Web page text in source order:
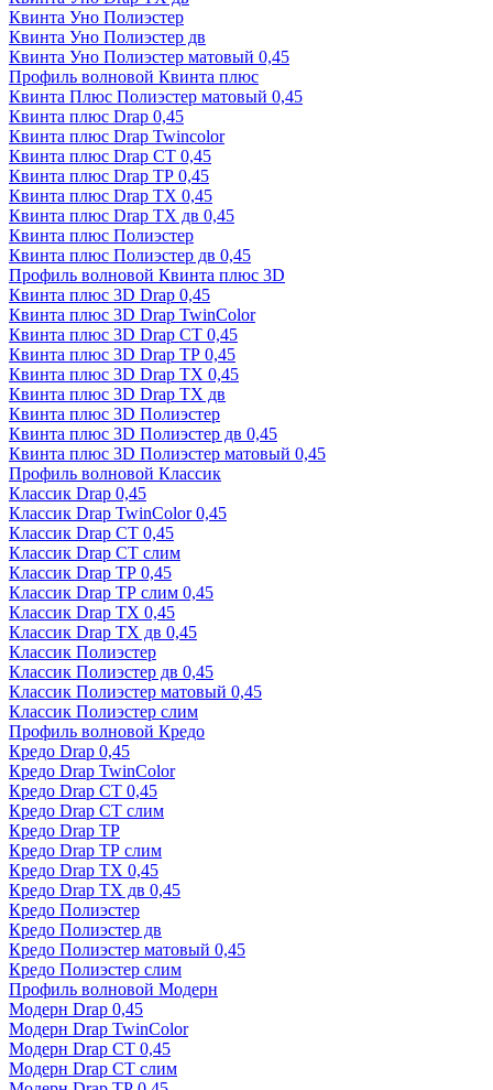
Квинта Уно Полиэстер
Квинта Уно Полиэстер дв
Квинта Уно Полиэстер матовый 0,45
Профиль волновой Квинта плюс
Квинта Плюс Полиэстер матовый 0,45
Квинта плюс Drap 0,45
Квинта плюс Drap Twincolor
Квинта плюс Drap СТ 0,45
Квинта плюс Drap ТР 0,45
Квинта плюс Drap ТХ 0,45
Квинта плюс Drap ТХ дв 0,45
Квинта плюс Полиэстер
Квинта плюс Полиэстер дв 0,45
Профиль волновой Квинта плюс 3D
Квинта плюс 3D Drap 0,45
Квинта плюс 3D Drap TwinColor
Квинта плюс 3D Drap СТ 0,45
Квинта плюс 3D Drap ТР 0,45
Квинта плюс 3D Drap ТХ 0,45
Квинта плюс 3D Drap ТХ дв
Квинта плюс 3D Полиэстер
Квинта плюс 3D Полиэстер дв 0,45
Квинта плюс 3D Полиэстер матовый 0,45
Профиль волновой Классик
Классик Drap 0,45
Классик Drap TwinColor 0,45
Классик Drap СТ 0,45
Классик Drap СТ слим
Классик Drap ТР 0,45
Классик Drap ТР слим 0,45
Классик Drap ТХ 0,45
Классик Drap ТХ дв 0,45
Классик Полиэстер
Классик Полиэстер дв 0,45
Классик Полиэстер матовый 0,45
Классик Полиэстер слим
Профиль волновой Кредо
Кредо Drap 0,45
Кредо Drap TwinColor
Кредо Drap СТ 0,45
Кредо Drap СТ слим
Кредо Drap ТР
Кредо Drap ТР слим
Кредо Drap ТХ 0,45
Кредо Drap ТХ дв 0,45
Кредо Полиэстер
Кредо Полиэстер дв
Кредо Полиэстер матовый 0,45
Кредо Полиэстер слим
Профиль волновой Модерн
Модерн Drap 0,45
Модерн Drap TwinColor
Модерн Drap СТ 0,45
Модерн Drap СТ слим